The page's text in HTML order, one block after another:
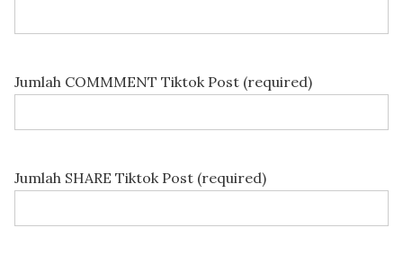
Jumlah COMMMENT Tiktok Post (required)
Jumlah SHARE Tiktok Post (required)